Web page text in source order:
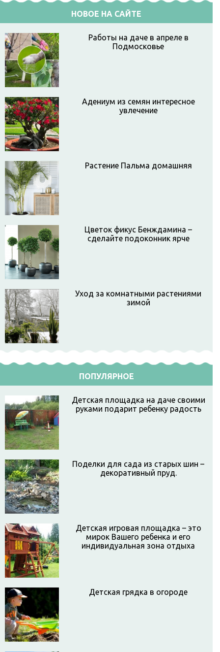
НОВОЕ НА САЙТЕ
Работы на даче в апреле в
Подмосковье
Адениум из семян интересное
увлечение
Растение Пальма домашняя
Цветок фикус Бенждамина –
сделайте подоконник ярче
Уход за комнатными растениями
зимой
ПОПУЛЯРНОЕ
Детская площадка на даче своими
руками подарит ребенку радость
Поделки для сада из старых шин –
декоративный пруд.
Детская игровая площадка – это
мирок Вашего ребенка и его
индивидуальная зона отдыха
Детская грядка в огороде